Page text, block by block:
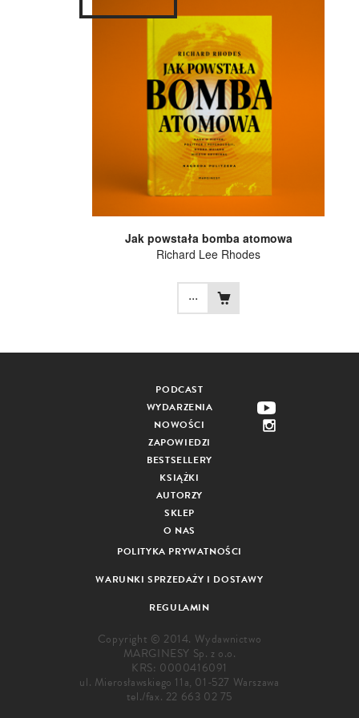
Jak powstała bomba atomowa
Richard Lee Rhodes
...
PODCAST
WYDARZENIA
NOWOŚCI
ZAPOWIEDZI
BESTSELLERY
KSIĄŻKI
AUTORZY
SKLEP
O NAS
POLITYKA PRYWATNOŚCI
WARUNKI SPRZEDAŻY I DOSTAWY
REGULAMIN
Copyright © 2014. Wydawnictwo
MARGINESY Sp. z o.o.
KRS: 0000416091
ul. Mierosławskiego 11a, 01-527 Warszawa
tel./fax. 22 663 02 75